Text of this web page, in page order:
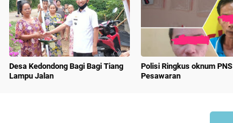
Desa Kedondong Bagi Bagi Tiang
Lampu Jalan
Polisi Ringkus oknum PNS
Pesawaran